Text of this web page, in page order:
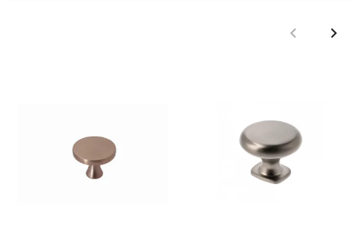
Poprzedni
keyboard_arrow_left keyboard_arrow_right